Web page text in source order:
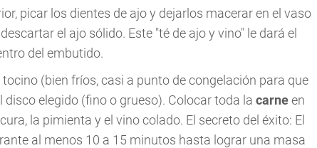
picar los dientes de ajo y dejarlos macerar en el vaso
el ajo sólido. Este "té de ajo y vino" le dará el
del embutido.
tocino (bien fríos, casi a punto de congelación para que
elegido (fino o grueso). Colocar toda la carneen
la pimienta y el vino colado. El secreto del éxito: El
al menos 10 a 15 minutos hasta lograr una masa